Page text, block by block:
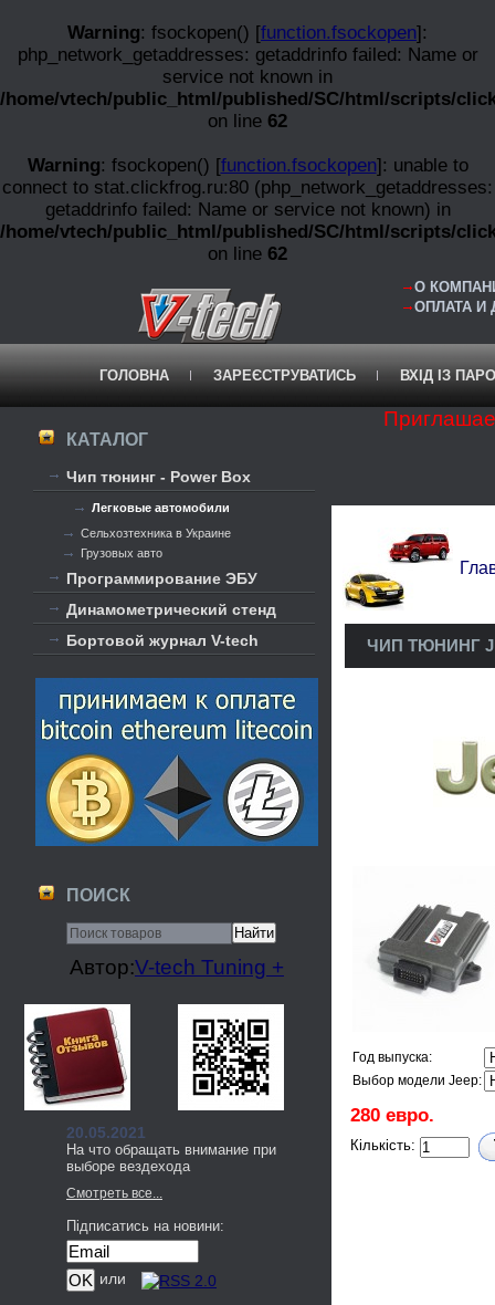
Warning: fsockopen() [function.fsockopen]:
php_network_getaddresses: getaddrinfo failed: Name or
service not known in
/home/vtech/public_html/published/SC/html/scripts/
on line 62
Warning: fsockopen() [function.fsockopen]: unable to
connect to stat.clickfrog.ru:80 (php_network_getaddresses:
getaddrinfo failed: Name or service not known) in
/home/vtech/public_html/published/SC/html/scripts/
on line 62
О
ОПЛАТА И
ГОЛОВНА ЗАРЕЄСТРУВАТИСЬ ВХІД ІЗ
КАТАЛОГ
Чип тюнинг - Power Box
Легковые автомобили
Сельхозтехника в Украине
Грузовых авто
Программирование ЭБУ
Динамометрический стенд
Бортовой журнал V-tech
ПОИСК
Автор:V-tech Tuning +
20.05.2021
На что обращать внимание при
выборе вездехода
Смотреть все...
Підписатись на новини:
или
ЧИП ТЮНИНГ
Год выпуска:
Выбор модели Jeep:
280 евро.
Кількість: